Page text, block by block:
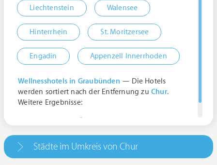
Liechtenstein Walensee
Hinterrhein St. Moritzersee
Engadin Appenzell Innerrhoden
Wellnesshotels in Graubünden — Die Hotels
werden sortiert nach der Entfernung zu Chur.
Weitere Ergebnisse:
Städte im Umkreis von Chur